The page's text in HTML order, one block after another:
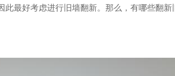
最好考虑进行旧墙翻新。那么，有哪些翻